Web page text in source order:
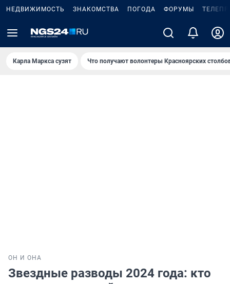
НЕДВИЖИМОСТЬ ЗНАКОМСТВА ПОГОДА ФОРУМЫ
Карла Маркса сузят Что получают волонтеры Красноярских
ОН И ОНА
Звездные разводы 2024 года: кто